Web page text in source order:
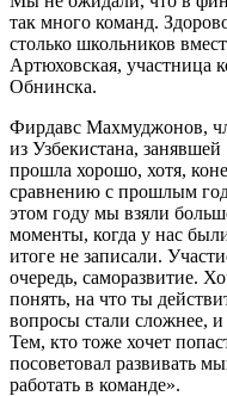
так много команд.
столько школьников
Артюховская, участница
Обнинска.
Фирдавс Махмуджонов,
из Узбекистана,
прошла хорошо, хотя,
сравнению с прошлым
этом году мы взяли
моменты, когда у нас
итоге не записали.
очередь, саморазвитие.
понять, на что ты
вопросы стали сложнее, и
Тем, кто тоже хочет
посоветовал развивать
работать в команде».